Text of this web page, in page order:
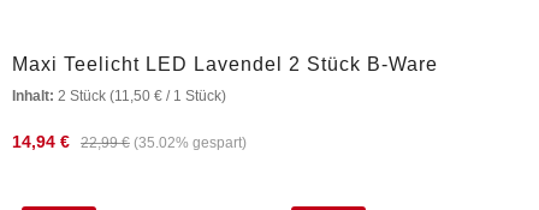
Maxi Teelicht LED Lavendel 2 Stück B-Ware
Inhalt: 2 Stück (11,50 € / 1 Stück)
14,94 € 22,99 € (35.02% gespart)